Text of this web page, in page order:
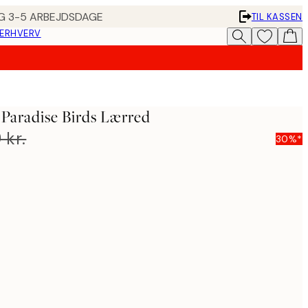
3-5 ARBEJDSDAGE
TIL KASSEN
Birds Lærred
kr. 30%*